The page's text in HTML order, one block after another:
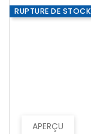
APERÇU
RUPTURE DE STOCK